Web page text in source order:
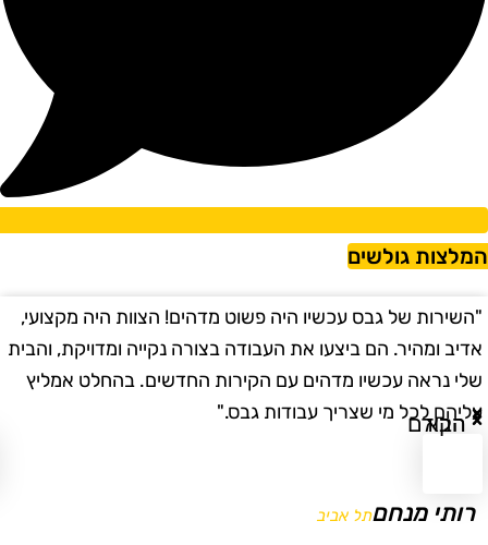
גולשים
"השירות של גבס עכשיו היה פשוט מדהים! הצוות היה מקצועי,
אדיב ומהיר. הם ביצעו את העבודה בצורה נקייה ומדויקת, והבית
שלי נראה עכשיו מדהים עם הקירות החדשים. בהחלט אמליץ
עליהם לכל מי שצריך עבודות גבס."
רותי מנחםתל אביב
הקודם
הבא